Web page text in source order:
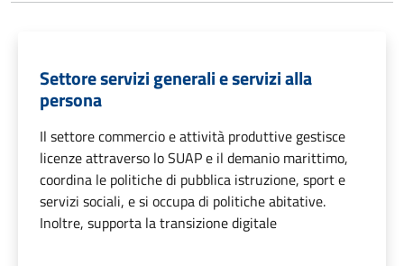
Settore servizi generali e servizi alla
persona
Il settore commercio e attività produttive gestisce
licenze attraverso lo SUAP e il demanio marittimo,
coordina le politiche di pubblica istruzione, sport e
servizi sociali, e si occupa di politiche abitative.
Inoltre, supporta la transizione digitale